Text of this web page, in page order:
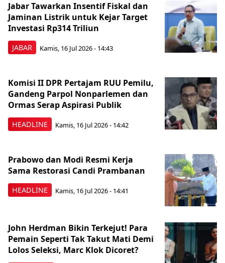
JABAR
Jabar Tawarkan Insentif Fiskal dan
Jaminan Listrik untuk Kejar Target
Investasi Rp314 Triliun
Kamis, 16 Jul 2026 - 14:43
HEADLINE
Komisi II DPR Pertajam RUU Pemilu,
Gandeng Parpol Nonparlemen dan
Ormas Serap Aspirasi Publik
Kamis, 16 Jul 2026 - 14:42
HEADLINE
Prabowo dan Modi Resmi Kerja
Sama Restorasi Candi Prambanan
Kamis, 16 Jul 2026 - 14:41
John Herdman Bikin Terkejut! Para
Pemain Seperti Tak Takut Mati Demi
Lolos Seleksi, Marc Klok Dicoret?